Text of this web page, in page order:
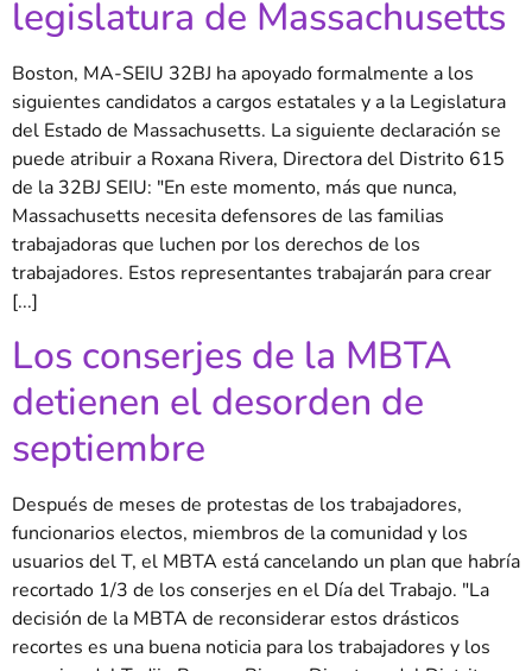
legislatura de Massachusetts
Boston, MA-SEIU 32BJ ha apoyado formalmente a los
siguientes candidatos a cargos estatales y a la Legislatura
del Estado de Massachusetts. La siguiente declaración se
puede atribuir a Roxana Rivera, Directora del Distrito 615
de la 32BJ SEIU: "En este momento, más que nunca,
Massachusetts necesita defensores de las familias
trabajadoras que luchen por los derechos de los
trabajadores. Estos representantes trabajarán para crear
[...]
Los conserjes de la MBTA
detienen el desorden de
septiembre
Después de meses de protestas de los trabajadores,
funcionarios electos, miembros de la comunidad y los
usuarios del T, el MBTA está cancelando un plan que habría
recortado 1/3 de los conserjes en el Día del Trabajo. "La
decisión de la MBTA de reconsiderar estos drásticos
recortes es una buena noticia para los trabajadores y los